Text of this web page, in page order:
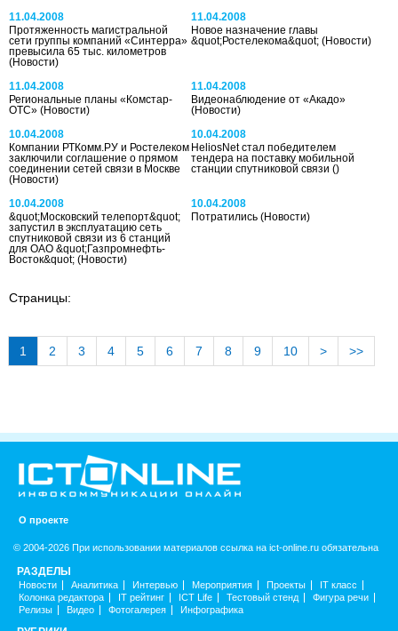
11.04.2008
Протяженность магистральной
сети группы компаний «Синтерра»
превысила 65 тыс. километров
(Новости)
11.04.2008
Новое назначение главы
&quot;Ростелекома&quot;(Новости)
11.04.2008
Региональные планы «Комстар-
ОТС» (Новости)
11.04.2008
Видеонаблюдение от «Акадо»
(Новости)
10.04.2008
Компании РТКомм.РУ и Ростелеком
заключили соглашение о прямом
соединении сетей связи в Москве
(Новости)
10.04.2008
HeliosNet стал победителем
тендера на поставку мобильной
станции спутниковой связи()
10.04.2008
&quot;Московский телепорт&quot;
запустил в эксплуатацию сеть
спутниковой связи из 6 станций
для ОАО &quot;Газпромнефть-
Восток&quot; (Новости)
10.04.2008
Потратились(Новости)
Страницы:
1 2 3 4 5 6 7 8 9 10 > >>
О проекте
© 2004-2026 При использовании материалов ссылка на ict-online.ru обязательна
РАЗДЕЛЫ
Новости Аналитика Интервью Мероприятия Проекты
IT класс
Колонка редактора
IT рейтинг ICT Life Тестовый стенд
Фигура речи
Релизы
Видео Фотогалерея Инфографика